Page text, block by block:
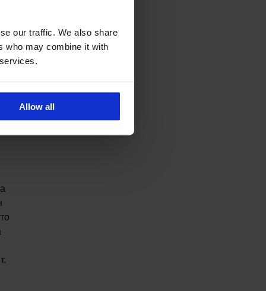
our traffic. We also share
who may combine it with
Allow all